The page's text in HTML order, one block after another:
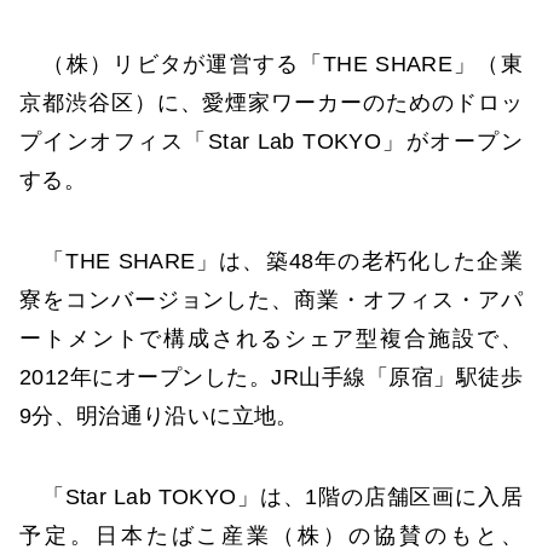
（株）リビタが運営する「THE SHARE」（東
京都渋谷区）に、愛煙家ワーカーのためのドロッ
プインオフィス「Star Lab TOKYO」がオープン
する。
「THE SHARE」は、築48年の老朽化した企業
寮をコンバージョンした、商業・オフィス・アパ
ートメントで構成されるシェア型複合施設で、
2012年にオープンした。JR山手線「原宿」駅徒歩
9分、明治通り沿いに立地。
「Star Lab TOKYO」は、1階の店舗区画に入居
予定。日本たばこ産業（株）の協賛のもと、